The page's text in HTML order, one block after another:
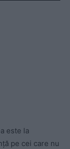
este la
pe cei care nu